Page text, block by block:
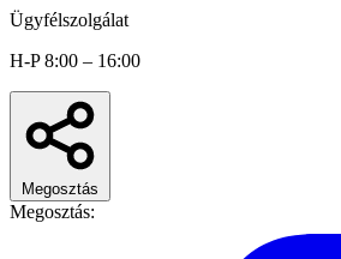
Ügyfélszolgálat
H-P 8:00 – 16:00
Megosztás
Megosztás: